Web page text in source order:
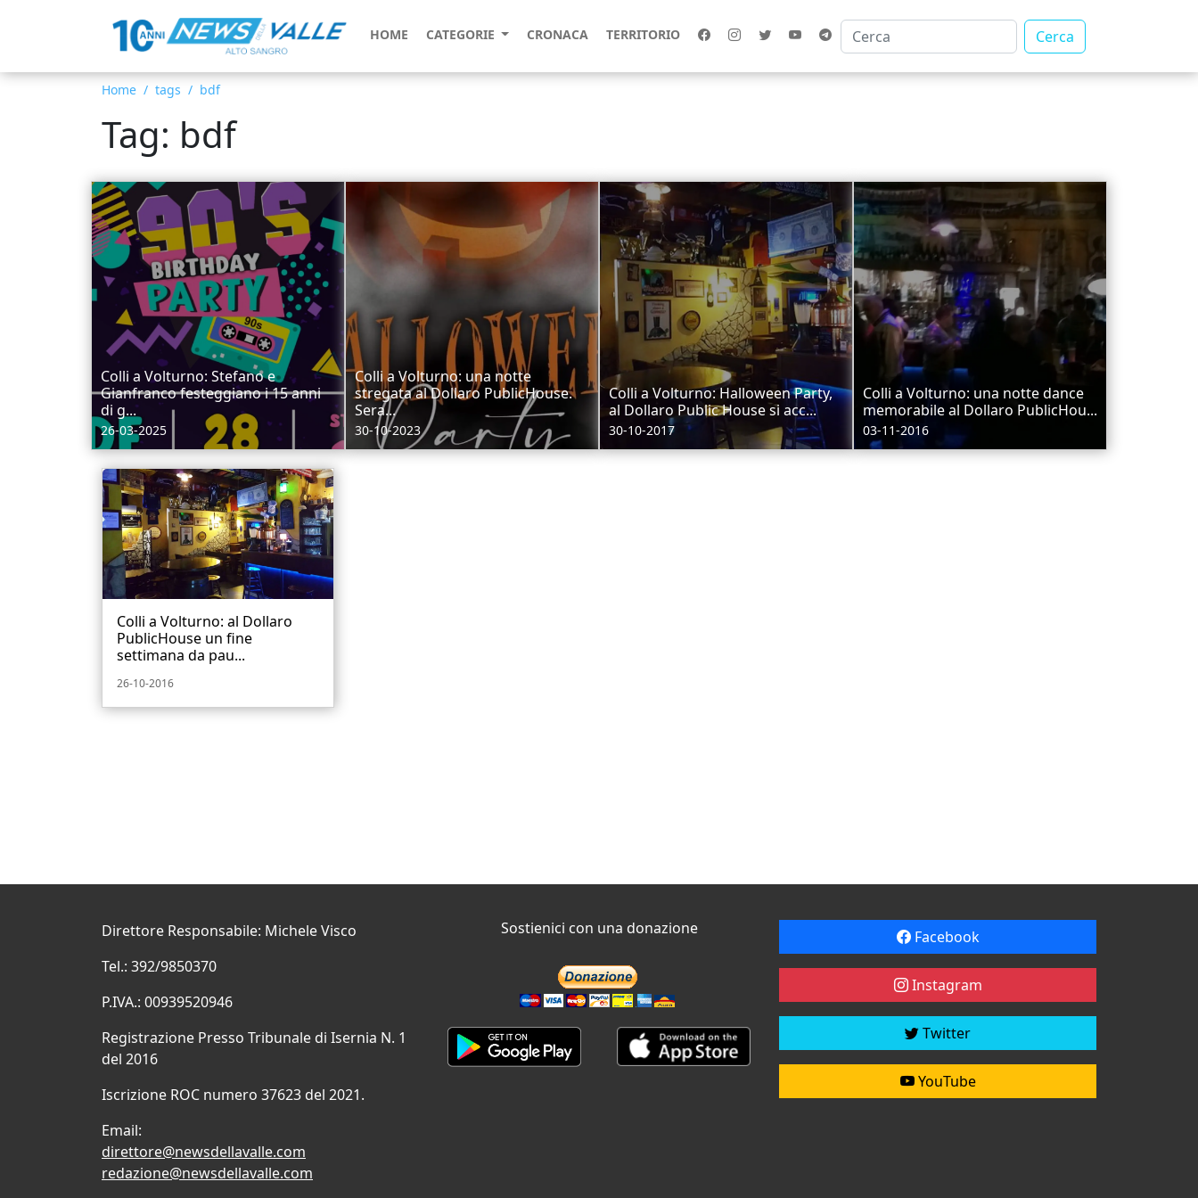
HOME CATEGORIE CRONACA TERRITORIO Cerca
Home tags bdf
Tag: bdf
Colli a Volturno: Stefano e
Gianfranco festeggiano i 15 anni
di g...
26-03-2025
Colli a Volturno: una notte
stregata al Dollaro PublicHouse.
Sera...
30-10-2023
Colli a Volturno: Halloween Party,
al Dollaro Public House si acc...
30-10-2017
Colli a Volturno: una notte dance
memorabile al Dollaro PublicHou...
03-11-2016
Colli a Volturno: al Dollaro
PublicHouse un fine
settimana da pau...
26-10-2016
Direttore Responsabile: Michele Visco
Tel.: 392/9850370
P.IVA.: 00939520946
Registrazione Presso Tribunale di Isernia N. 1
del 2016
Iscrizione ROC numero 37623 del 2021.
Email:
direttore@newsdellavalle.com
redazione@newsdellavalle.com
Sostienici con una donazione Facebook
Instagram
Twitter
YouTube